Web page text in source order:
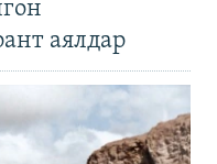
аялдар